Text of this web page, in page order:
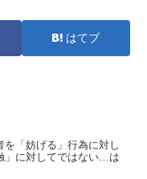
はてブ
を「妨げる」行為に対し
」に対してではない…は